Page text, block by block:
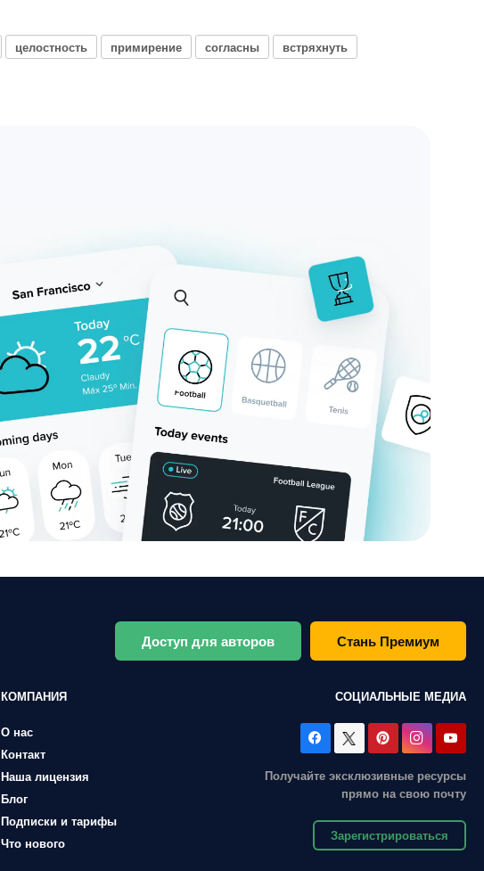
целостность примирение согласны
встряхнуть
Доступ для авторов Стань Премиум
КОМПАНИЯ
О нас
Контакт
Наша лицензия
Блог
Подписки и тарифы
Что нового
СОЦИАЛЬНЫЕ МЕДИА
Получайте эксклюзивные ресурсы
прямо на свою почту
Зарегистрироваться